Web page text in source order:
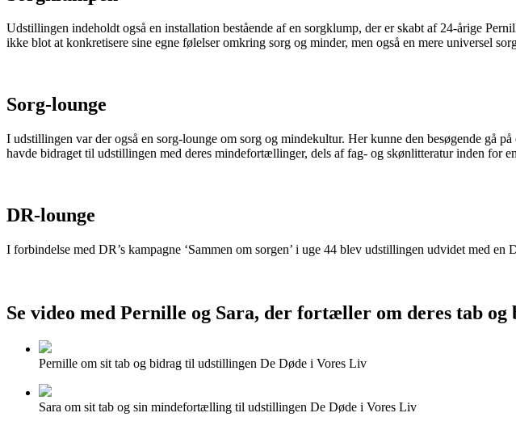
Udstillingen indeholdt også en installation bestående af en sorgklump, der er skabt af 24-årige
ikke blot at konkretisere sine egne følelser omkring sorg og minder, men også en mere universel
Sorg-lounge
I udstillingen var der også en sorg-lounge om sorg og mindekultur. Her kunne den besøgende gå
havde bidraget til udstillingen med deres mindefortællinger, dels af fag- og skønlitteratur inden for
DR-lounge
I forbindelse med DR’s kampagne ‘Sammen om sorgen’ i uge 44 blev udstillingen udvidet med
Se video med Pernille og Sara, der fortæller om deres tab
Pernille om sit tab og bidrag til udstillingen De Døde i Vores Liv
Sara om sit tab og sin mindefortælling til udstillingen De Døde i Vores Liv